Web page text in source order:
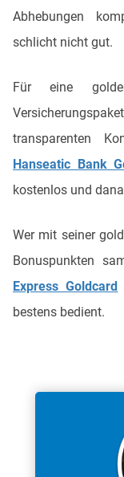
Abhebungen
schlicht nicht gut.
Für eine
transparenten
Hanseatic Bank
kostenlos und
Wer mit seiner
Bonuspunkten
Express Goldcard
bestens bedient.